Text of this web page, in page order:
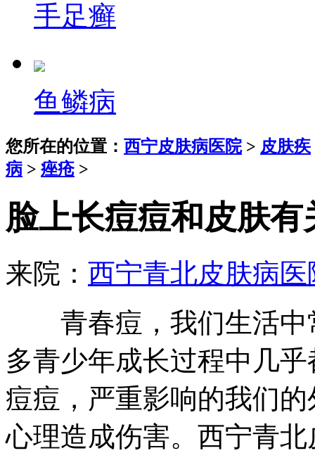
手足癣
鱼鳞病
您所在的位置： 西宁皮肤病医院> 皮肤疾
病 > 痤疮 >
脸上长痘痘和皮肤有
来院： 西宁青北皮肤病医
青春痘，我们生活中
多青少年成长过程中几
痘痘，严重影响的我们
心理造成伤害。西宁青